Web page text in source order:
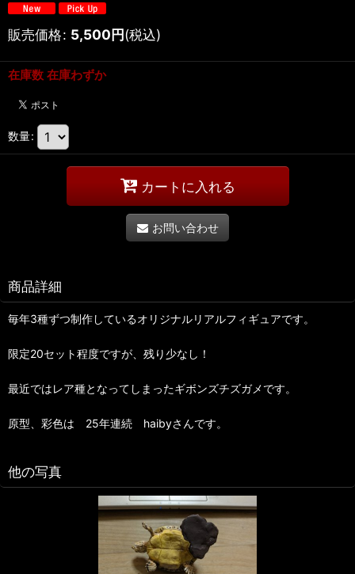
販売価格: 5,500円(税込)
在庫数 在庫わずか
数量:
カートに入れる
お問い合わせ
商品詳細
毎年3種ずつ制作しているオリジナルリアルフィギュアです。
限定20セット程度ですが、残り少なし！
最近ではレア種となってしまったギボンズチズガメです。
原型、彩色は 25年連続 haibyさんです。
他の写真